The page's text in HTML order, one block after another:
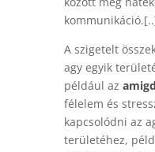
A szigetelt
agy egyik
például az
félelem és
kapcsolódni az
területéhez,